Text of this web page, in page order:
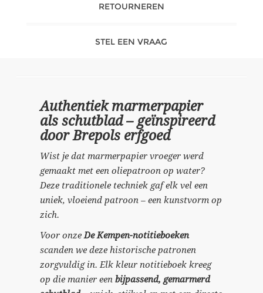
RETOURNEREN
STEL EEN VRAAG
Authentiek marmerpapier
als schutblad – geïnspireerd
door Brepols erfgoed
Wist je dat marmerpapier vroeger werd
gemaakt met een oliepatroon op water?
Deze traditionele techniek gaf elk vel een
uniek, vloeiend patroon – een kunstvorm op
zich.
Voor onzeDe Kempen-notitieboeken
scanden we deze historische patronen
zorgvuldig in. Elk kleur notitieboek kreeg
op die manier eenbijpassend, gemarmerd